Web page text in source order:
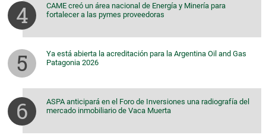
CAME creó un área nacional de Energía y Minería para
fortalecer a las pymes proveedoras
Ya está abierta la acreditación para la Argentina Oil and Gas
Patagonia 2026
ASPA anticipará en el Foro de Inversiones una radiografía del
mercado inmobiliario de Vaca Muerta